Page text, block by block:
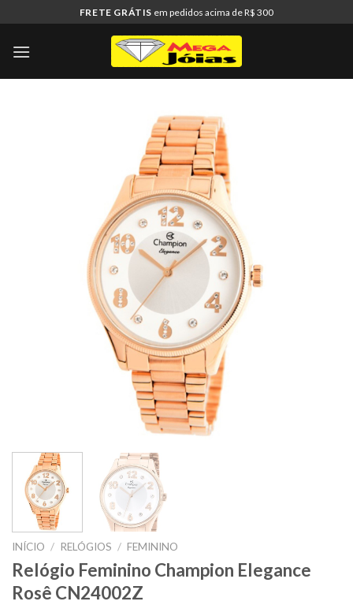
to
content
FRETE GRÁTIS em pedidos acima de R$ 300
INÍCIO / RELÓGIOS / FEMININO
Relógio Feminino Champion Elegance
Rosê CN24002Z